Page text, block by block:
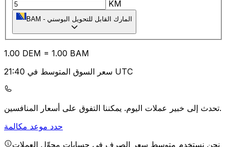
KM
BAM - المارك القابل للتحويل البوسني
1.00 DEM = 1.00 BAM
سعر السوق المتوسط في 21:40 UTC
تحدث إلى خبير عملات اليوم.يمكننا التفوق على أسعار المنافسين.
حدد موعد مكالمة
نحن نستخدم متوسط سعر الصرف في حسابات محوِّل العملات